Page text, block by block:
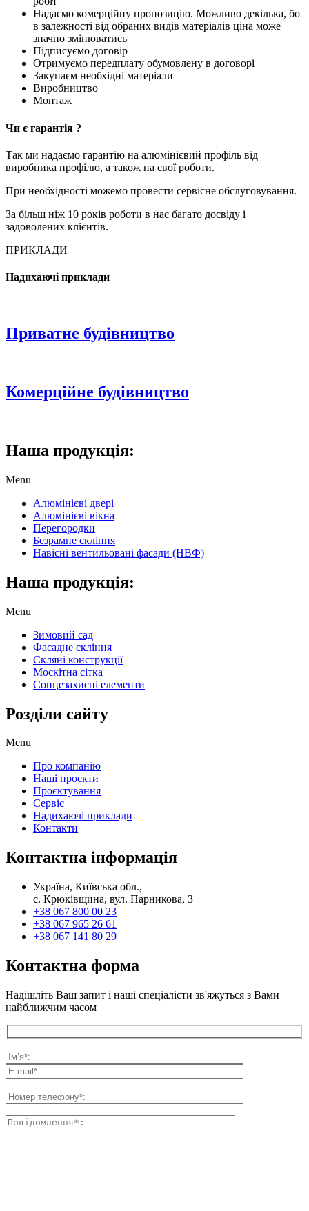
Надаємо комерційну пропозицію. Можливо декілька, бо
в залежності від обраних видів матеріалів ціна може
значно змінюватись
Підписуємо договір
Отримуємо передплату обумовлену в договорі
Закупаєм необхідні матеріали
Виробництво
Монтаж
Чи є гарантія ?
Так ми надаємо гарантію на алюмінієвий профіль від
виробника профілю, а також на свої роботи.
При необхідності можемо провести сервісне обслуговування.
За більш ніж 10 років роботи в нас багато досвіду і
задоволених клієнтів.
ПРИКЛАДИ
Надихаючі приклади
Приватне будівництво
Комерційне будівництво
Наша продукція:
Menu
Алюмінієві двері
Алюмінієві вікна
Перегородки
Безрамне скління
Навісні вентильовані фасади (НВФ)
Наша продукція:
Menu
Зимовий сад
Фасадне скління
Скляні конструкції
Москітна сітка
Сонцезахисні елементи
Розділи сайту
Menu
Про компанію
Наші проєкти
Проєктування
Сервіс
Надихаючі приклади
Контакти
Контактна інформація
Україна, Київська обл.,
с. Крюківщина, вул. Парникова, 3
+38 067 800 00 23
+38 067 965 26 61
+38 067 141 80 29
Контактна форма
Надішліть Ваш запит і наші спеціалісти зв'яжуться з Вами
найближчим часом